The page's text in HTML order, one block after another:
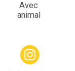
Avec
animal